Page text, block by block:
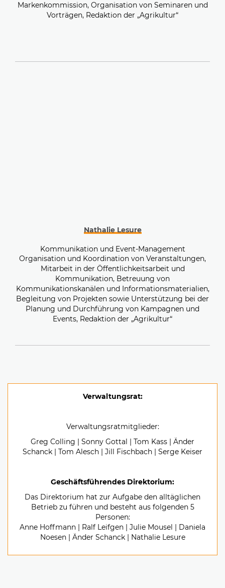
Markenkommission, Organisation von Seminaren und
Vorträgen, Redaktion der „Agrikultur“
Nathalie Lesure
Kommunikation und Event-Management
Organisation und Koordination von Veranstaltungen,
Mitarbeit in der Öffentlichkeitsarbeit und
Kommunikation, Betreuung von
Kommunikationskanälen und Informationsmaterialien,
Begleitung von Projekten sowie Unterstützung bei der
Planung und Durchführung von Kampagnen und
Events, Redaktion der „Agrikultur“
Verwaltungsrat:
Verwaltungsratmitglieder:
Greg Colling | Sonny Gottal | Tom Kass | Änder
Schanck | Tom Alesch | Jill Fischbach | Serge Keiser
Geschäftsführendes Direktorium:
Das Direktorium hat zur Aufgabe den alltäglichen
Betrieb zu führen und besteht aus folgenden 5
Personen:
Anne Hoffmann | Ralf Leifgen | Julie Mousel | Daniela
Noesen | Änder Schanck | Nathalie Lesure